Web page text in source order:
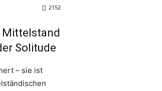
2152
Mittelstand
Solitude
– sie ist